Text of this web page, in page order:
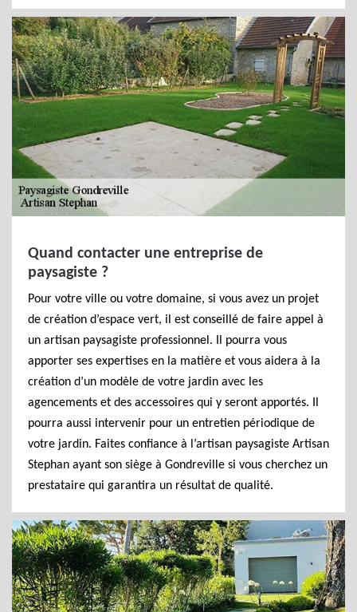
Quand contacter une entreprise de
paysagiste ?
Pour votre ville ou votre domaine, si vous avez un projet
de création d’espace vert, il est conseillé de faire appel à
un artisan paysagiste professionnel. Il pourra vous
apporter ses expertises en la matière et vous aidera à la
création d’un modèle de votre jardin avec les
agencements et des accessoires qui y seront apportés. Il
pourra aussi intervenir pour un entretien périodique de
votre jardin. Faites confiance à l’artisan paysagiste Artisan
Stephan ayant son siège à Gondreville si vous cherchez un
prestataire qui garantira un résultat de qualité.